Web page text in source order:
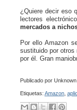
¿Quiere decir eso
lectores
mercados a
Por ello Amazon
sustituido por otros
por él. Gran
Publicado por Unknown
Etiquetas: Amazon,